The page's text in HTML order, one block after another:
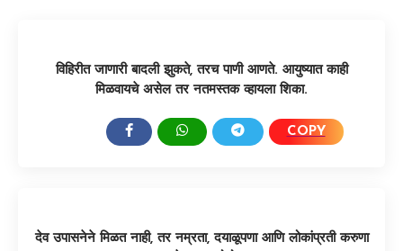
विहिरीत जाणारी बादली झुकते, तरच पाणी आणते. आयुष्यात काही
मिळवायचे असेल तर नतमस्तक व्हायला शिका.
COPY
देव उपासनेने मिळत नाही, तर नम्रता, दयाळूपणा आणि लोकांप्रती करुणा